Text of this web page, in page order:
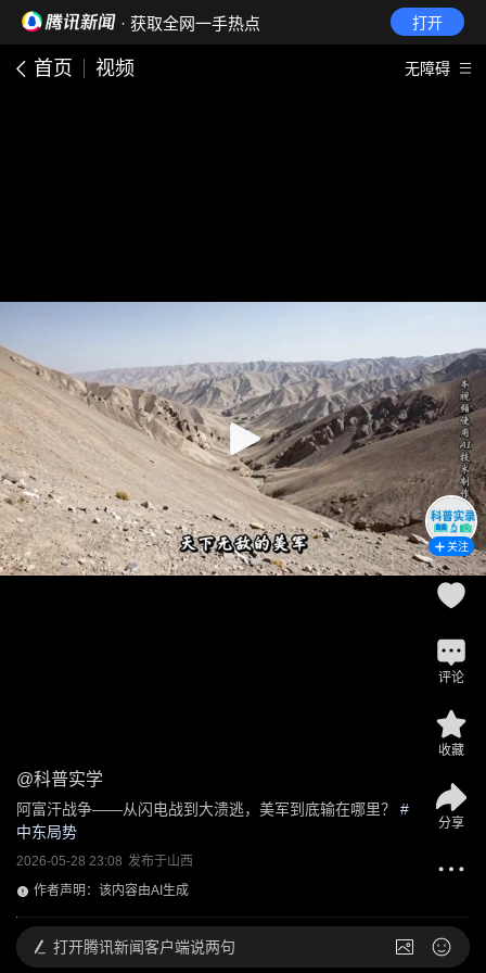
· 获取全网一手热点 打开
首页 视频 无障碍
@科普实学
阿富汗战争——从闪电战到大溃逃，美军到底输在哪里？
#
中东局势
2026-05-28 23:08 发布于山西
作者声明：该内容由AI生成
关注
评论
收藏
分享
打开腾讯新闻客户端说两句